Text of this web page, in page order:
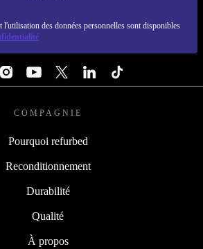
l'utilisation des données personnelles sont disponibles
COMPAGNIE
Pourquoi refurbed
Reconditionnement
Durabilité
Qualité
À propos